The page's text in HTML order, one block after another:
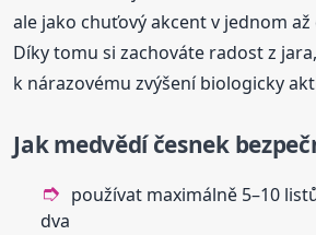
ale jako chuťový akcent v jednom
Díky tomu si zachováte radost z
k nárazovému zvýšení biologicky
Jak medvědí česnek
používat maximálně 5–10
dva